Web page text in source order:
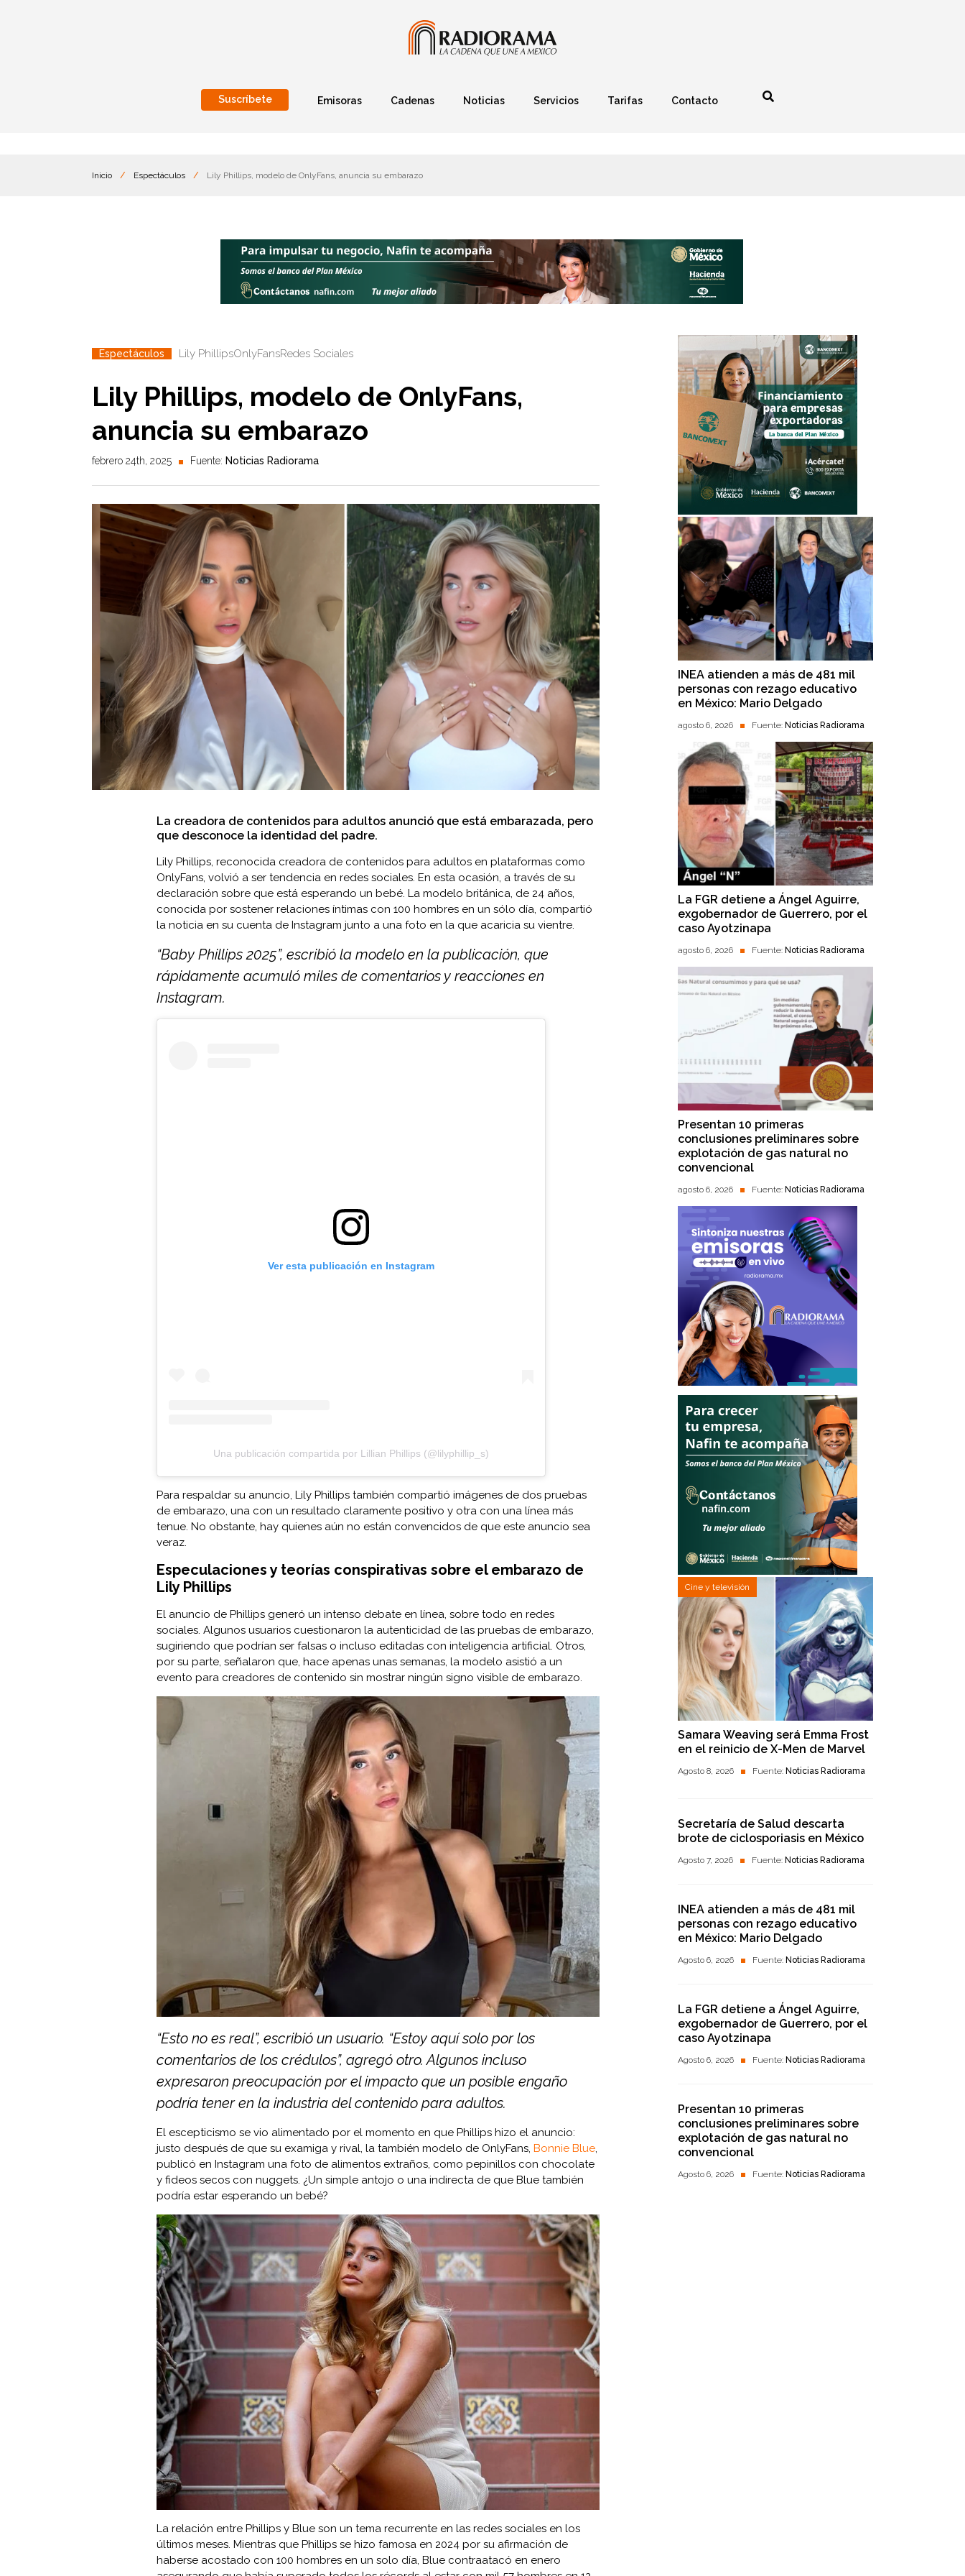
Suscríbete Emisoras Cadenas Noticias Servicios Tarifas Contacto
Inicio / Espectáculos / Lily Phillips, modelo de OnlyFans, anuncia su embarazo
Espectáculos Lily PhillipsOnlyFansRedes Sociales
Lily Phillips, modelo de OnlyFans,
anuncia su embarazo
febrero 24th, 2025 Fuente: Noticias Radiorama
La creadora de contenidos para adultos anunció que está embarazada, pero
que desconoce la identidad del padre.
Lily Phillips, reconocida creadora de contenidos para adultos en plataformas como
OnlyFans, volvió a ser tendencia en redes sociales. En esta ocasión, a través de su
declaración sobre que está esperando un bebé. La modelo británica, de 24 años,
conocida por sostener relaciones íntimas con 100 hombres en un sólo día, compartió
la noticia en su cuenta de Instagram junto a una foto en la que acaricia su vientre.
“Baby Phillips 2025”, escribió la modelo en la publicación, que
rápidamente acumuló miles de comentarios y reacciones en
Instagram.
Ver esta publicación en Instagram
Una publicación compartida por Lillian Phillips (@lilyphillip_s)
Para respaldar su anuncio, Lily Phillips también compartió imágenes de dos pruebas
de embarazo, una con un resultado claramente positivo y otra con una línea más
tenue. No obstante, hay quienes aún no están convencidos de que este anuncio sea
veraz.
Especulaciones y teorías conspirativas sobre el embarazo de
Lily Phillips
El anuncio de Phillips generó un intenso debate en línea, sobre todo en redes
sociales. Algunos usuarios cuestionaron la autenticidad de las pruebas de embarazo,
sugiriendo que podrían ser falsas o incluso editadas con inteligencia artificial. Otros,
por su parte, señalaron que, hace apenas unas semanas, la modelo asistió a un
evento para creadores de contenido sin mostrar ningún signo visible de embarazo.
“Esto no es real”, escribió un usuario. “Estoy aquí solo por los
comentarios de los crédulos”, agregó otro. Algunos incluso
expresaron preocupación por el impacto que un posible engaño
podría tener en la industria del contenido para adultos.
El escepticismo se vio alimentado por el momento en que Phillips hizo el anuncio:
justo después de que su examiga y rival, la también modelo de OnlyFans, Bonnie Blue,
publicó en Instagram una foto de alimentos extraños, como pepinillos con chocolate
y fideos secos con nuggets. ¿Un simple antojo o una indirecta de que Blue también
podría estar esperando un bebé?
La relación entre Phillips y Blue son un tema recurrente en las redes sociales en los
últimos meses. Mientras que Phillips se hizo famosa en 2024 por su afirmación de
haberse acostado con 100 hombres en un solo día, Blue contraatacó en enero
INEA atienden a más de 481 mil
personas con rezago educativo
en México: Mario Delgado
agosto 6, 2026 Fuente: Noticias Radiorama
La FGR detiene a Ángel Aguirre,
exgobernador de Guerrero, por el
caso Ayotzinapa
agosto 6, 2026 Fuente: Noticias Radiorama
Presentan 10 primeras
conclusiones preliminares sobre
explotación de gas natural no
convencional
agosto 6, 2026 Fuente: Noticias Radiorama
Cine y televisión
Samara Weaving será Emma Frost
en el reinicio de X-Men de Marvel
Agosto 8, 2026 Fuente: Noticias Radiorama
Secretaría de Salud descarta
brote de ciclosporiasis en México
Agosto 7, 2026 Fuente: Noticias Radiorama
INEA atienden a más de 481 mil
personas con rezago educativo
en México: Mario Delgado
Agosto 6, 2026 Fuente: Noticias Radiorama
La FGR detiene a Ángel Aguirre,
exgobernador de Guerrero, por el
caso Ayotzinapa
Agosto 6, 2026 Fuente: Noticias Radiorama
Presentan 10 primeras
conclusiones preliminares sobre
explotación de gas natural no
convencional
Agosto 6, 2026 Fuente: Noticias Radiorama